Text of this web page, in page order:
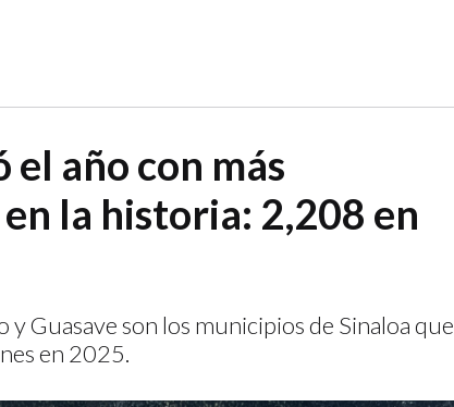
año con más
la historia: 2,208 en
y Guasave son los municipios de Sinaloa que
en 2025.